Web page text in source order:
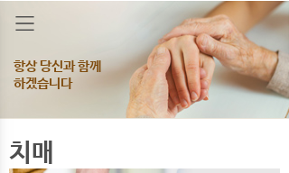
항상 당신과 함께
하겠습니다
치매